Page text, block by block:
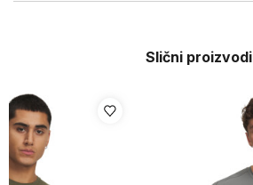
Slični proizvodi